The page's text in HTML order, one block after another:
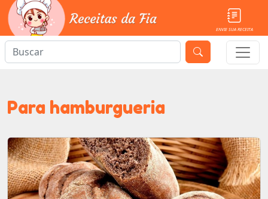
ENVIE SUA RECEITA
Para hamburgueria